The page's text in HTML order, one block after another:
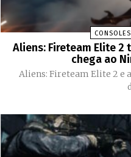
Aliens: Fireteam Elite
chega ao
Aliens: Fireteam Elite 2 e a